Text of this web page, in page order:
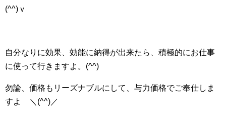
(^^)ｖ
自分なりに効果、効能に納得が出来たら、積極的にお仕事
に使って行きますよ。(^^)
勿論、価格もリーズナブルにして、与力価格でご奉仕しま
すよ ＼(^^)／